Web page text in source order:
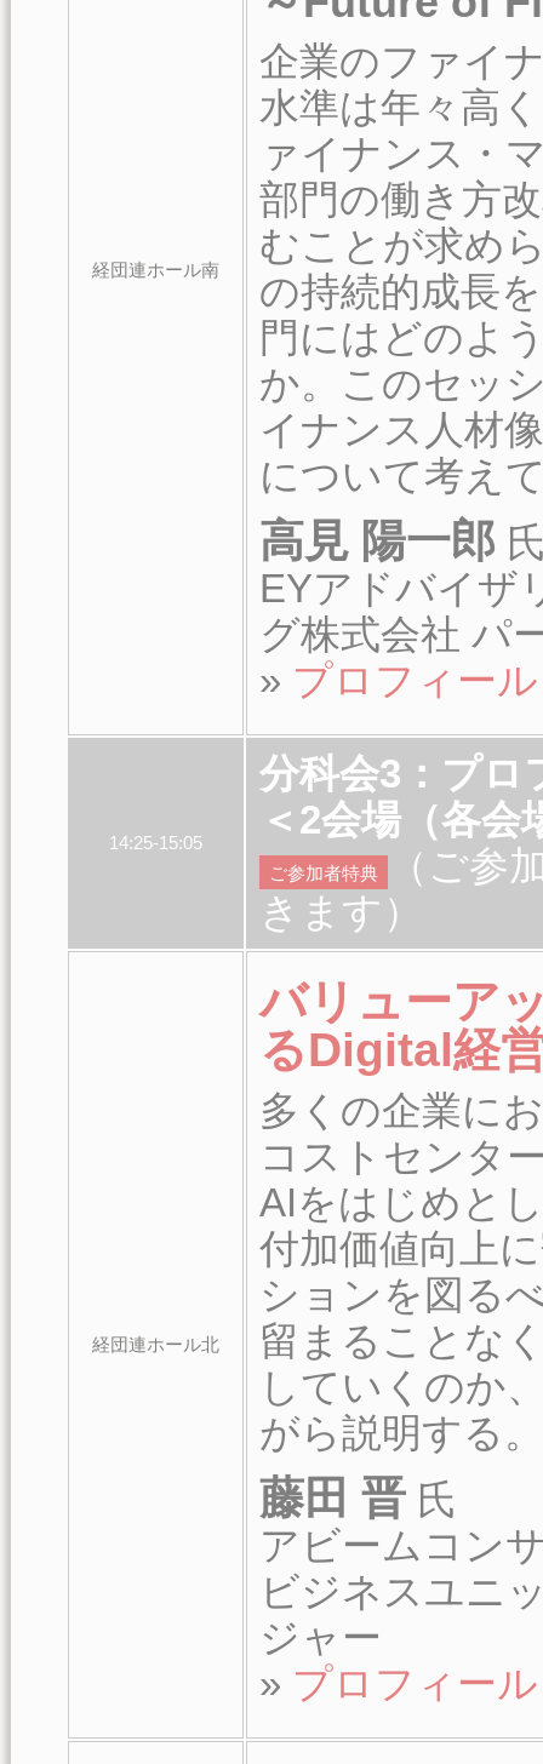
経団連ホール南
企業のファイ
水準は年々高
ァイナンス・
部門の働き方
むことが求め
の持続的成長
門にはどのよ
か。このセッ
イナンス人材
について考え
高見 陽一郎
EYアドバイザ
グ株式会社 パ
» プロフィール
14:25-15:05
分科会3：プ
＜2会場（各会
ご参加者特典
（ご参
きます）
経団連ホール北
バリューア
るDigital経
多くの企業に
コストセンタ
AIをはじめと
付加価値向上
ションを図る
留まることな
していくのか
がら説明する。
藤田 晋 氏
アビームコン
ビジネスユニ
ジャー
» プロフィール